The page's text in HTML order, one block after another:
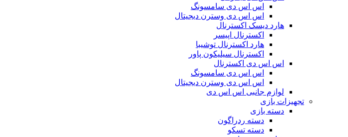
اس اس دی سامسونگ
اس اس دی وسترن دیجیتال
هارد دیسک اکسترنال
اکسترنال اپیسر
هارد اکسترنال توشیبا
اکسترنال سیلیکون پاور
اس اس دی اکسترنال
اس اس دی سامسونگ
اس اس دی وسترن دیجیتال
لوازم جانبی اس اس دی
تجهیزات بازی
دسته بازی
دسته ردراگون
دسته تسکو